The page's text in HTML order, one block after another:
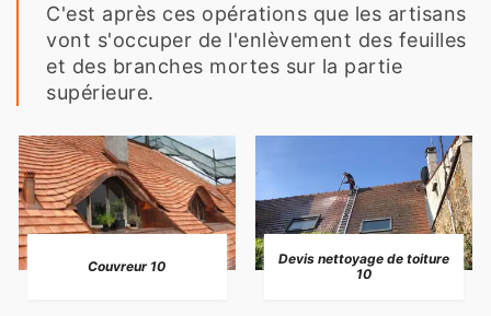
C'est après ces opérations que les artisans
vont s'occuper de l'enlèvement des feuilles
et des branches mortes sur la partie
supérieure.
Couvreur 10
Devis nettoyage de toiture
10